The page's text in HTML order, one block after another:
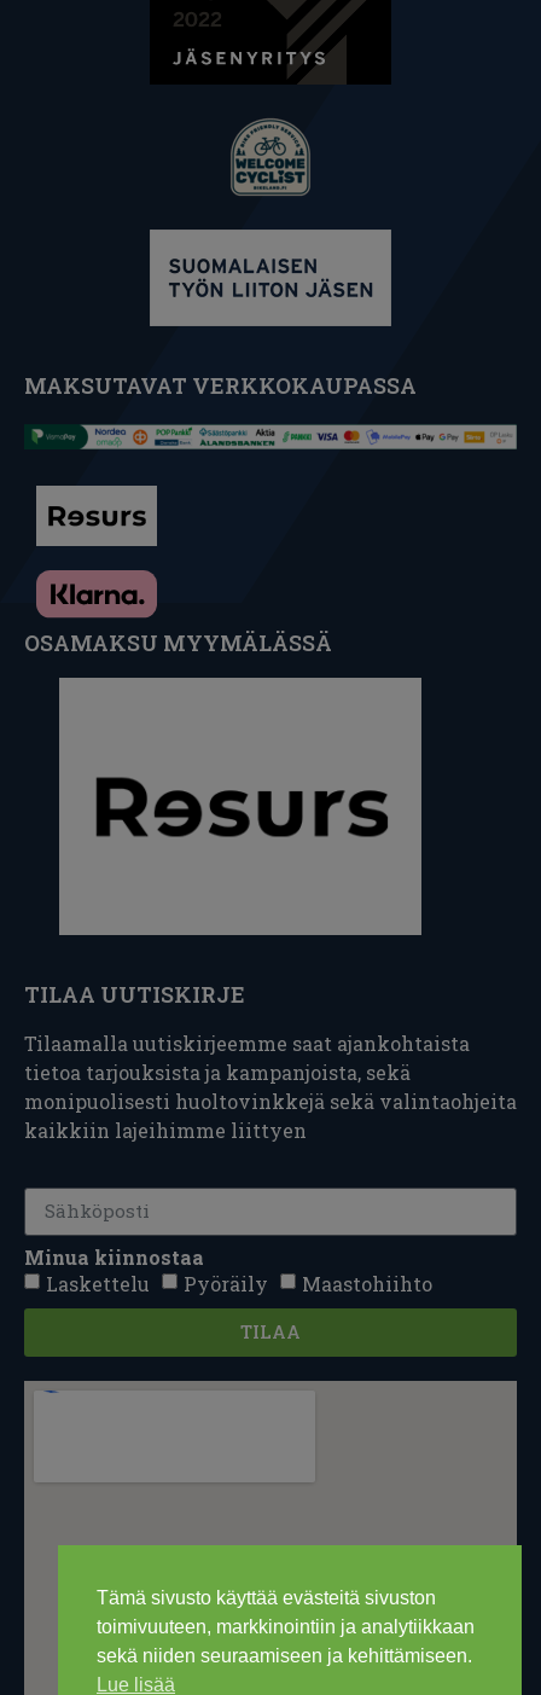
Tämä sivusto käyttää evästeitä sivuston
toimivuuteen, markkinointiin ja analytiikkaan
sekä niiden seuraamiseen ja kehittämiseen.
Lue lisää
MAKSUTAVAT VERKKOKAUPASSA
OSAMAKSU MYYMÄLÄSSÄ
TILAA UUTISKIRJE
Tilaamalla uutiskirjeemme saat ajankohtaista
tietoa tarjouksista ja kampanjoista, sekä
monipuolisesti huoltovinkkejä sekä valintaohjeita
kaikkiin lajeihimme liittyen
Minua kiinnostaa
Laskettelu
Pyöräily Maastohiihto
TILAA